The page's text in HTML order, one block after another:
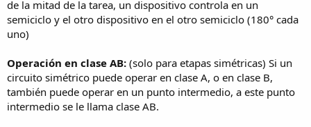
de la mitad de la tarea, un dispositivo controla en un
semiciclo y el otro dispositivo en el otro semiciclo (180° cada
uno)
Operación en clase AB: (solo para etapas simétricas) Si un
circuito simétrico puede operar en clase A, o en clase B,
también puede operar en un punto intermedio, a este punto
intermedio se le llama clase AB.